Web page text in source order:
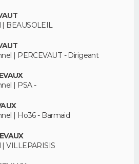
| BEAUSOLEIL
| PERCEVAUT - Dirigeant
| PSA -
| Ho36 - Barmaid
VILLEPARISIS